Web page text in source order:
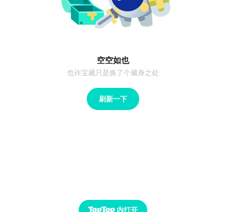
空空如也
也许宝藏只是换了个藏身之处
刷新一下
内打开